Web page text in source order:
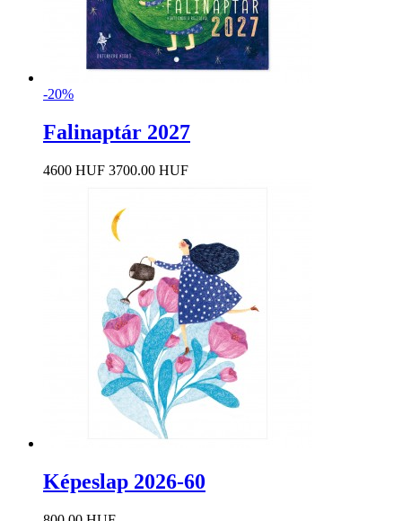
-20%
Falinaptár 2027
4600 HUF 3700.00 HUF
Képeslap 2026-60